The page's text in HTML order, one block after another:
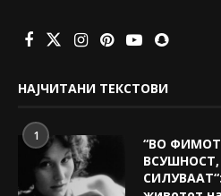
НАЈЧИТАНИ ТЕКСТОВИ
1
“ВО ФИМОТ